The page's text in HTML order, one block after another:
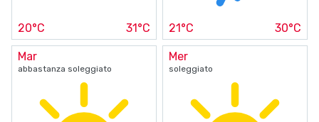
20°C 31°C 21°C 30°C
Mar
abbastanza soleggiato
Mer
soleggiato